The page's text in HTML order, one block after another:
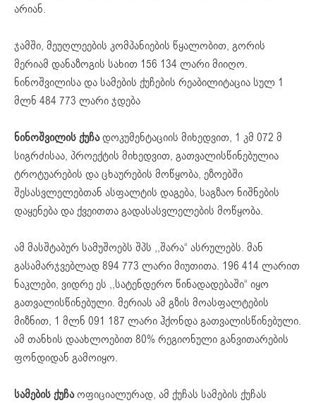
არიან.
ჯამში, მეუღლეების კომპანიების წყალობით, გორის
მერიამ დანაზოგის სახით 156 134 ლარი მიიღო.
ნინოშვილისა და სამების ქუჩების რეაბილიტაცია სულ 1
მლნ 484 773 ლარი ჯდება
ნინოშვილის ქუჩადოკუმენტაციის მიხედვით, 1 კმ 072 მ
სიგრძისაა, პროექტის მიხედვით, გათვალისწინებულია
ტროტუარების და ცხაურების მოწყობა, ეზოებში
შესასვლელებთან ასფალტის დაგება, საგზაო ნიშნების
დაყენება და ქვეითთა გადასასვლელების მოწყობა.
ამ მასშტაბურ სამუშოებს შპს ,,შარა“ ასრულებს. მან
გასამარჯვებლად 894 773 ლარი მიუთითა. 196 414 ლარით
ნაკლები, ვიდრე ეს ,,სატენდერო წინადადებაში“ იყო
გათვალისწინებული. მერიას ამ გზის მოასფალტების
მიზნით, 1 მლნ 091 187 ლარი ჰქონდა გათვალისწინებული.
ამ თანხის დაახლოებით 80% რეგიონული განვითარების
ფონდიდან გამოიყო.
სამების ქუჩაოფიციალურად, ამ ქუჩას სამების ქუჩას